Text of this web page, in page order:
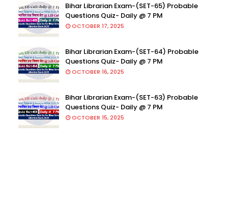
Bihar Librarian Exam-(SET-65) Probable
Questions Quiz- Daily @ 7 PM
OCTOBER 17, 2025
Bihar Librarian Exam-(SET-64) Probable
Questions Quiz- Daily @ 7 PM
OCTOBER 16, 2025
Bihar Librarian Exam-(SET-63) Probable
Questions Quiz- Daily @ 7 PM
OCTOBER 15, 2025